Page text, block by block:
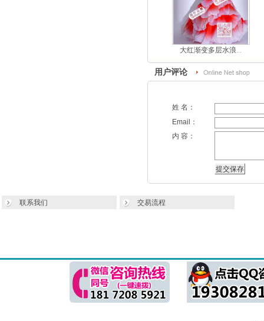
大红渐变多层水浪...
用户评论
姓 名：
Email：
内 容：
联系我们 交易流程